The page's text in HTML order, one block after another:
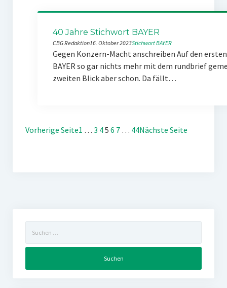
40 Jahre Stichwort BAYER
CBG Redaktion16. Oktober 2023Stichwort BAYER
Gegen Konzern-Macht anschreiben Auf den
BAYER so gar nichts mehr mit dem rundbrief
zweiten Blick aber schon. Da fällt…
Vorherige Seite1 … 3 45 6 7 … 44Nächste Seite
nach: